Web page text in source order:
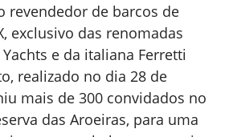
revendedor de barcos de
exclusivo das renomadas
Yachts e da italiana Ferretti
realizado no dia 28 de
mais de 300 convidados no
das Aroeiras, para uma